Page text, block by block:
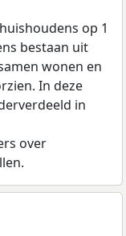
op 1
bestaan uit
wonen en
In deze
in
over